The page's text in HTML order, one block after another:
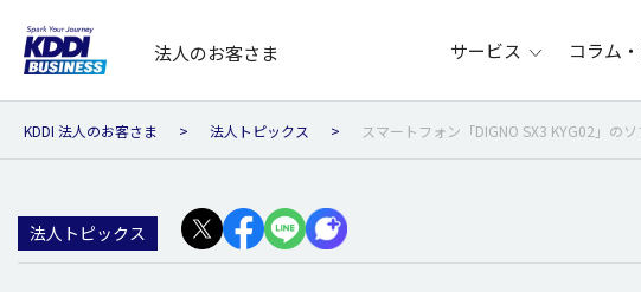
法人のお客さま サービス コラム
KDDI 法人のお客さま 法人トピックス スマートフォン「DIGNO SX3 KYG02」の
法人トピックス